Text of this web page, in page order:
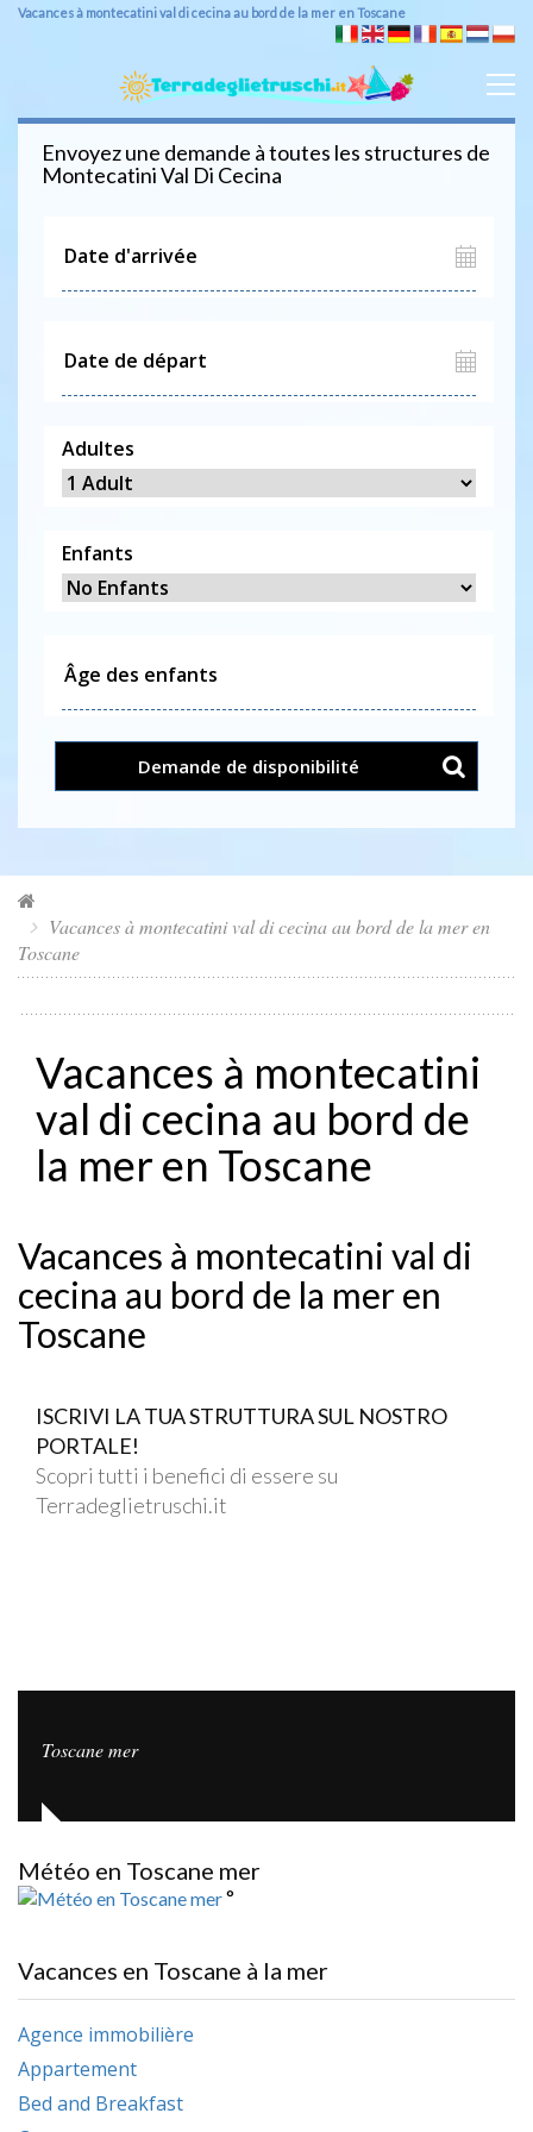
Vacances à montecatini val di cecina au bord de la mer en Toscane
Envoyez une demande à toutes les structures de
Montecatini Val Di Cecina
Adultes
Enfants
Demande de disponibilité
Vacances à montecatini val di cecina au bord de la mer en
Toscane
Vacances à montecatini
val di cecina au bord de
la mer en Toscane
Vacances à montecatini val di
cecina au bord de la mer en
Toscane
ISCRIVI LA TUA STRUTTURA SUL NOSTRO
PORTALE!
Scopri tutti i benefici di essere su
Terradeglietruschi.it
Toscane mer
Météo en Toscane mer
°
Vacances en Toscane à la mer
Agence immobilière
Appartement
Bed and Breakfast